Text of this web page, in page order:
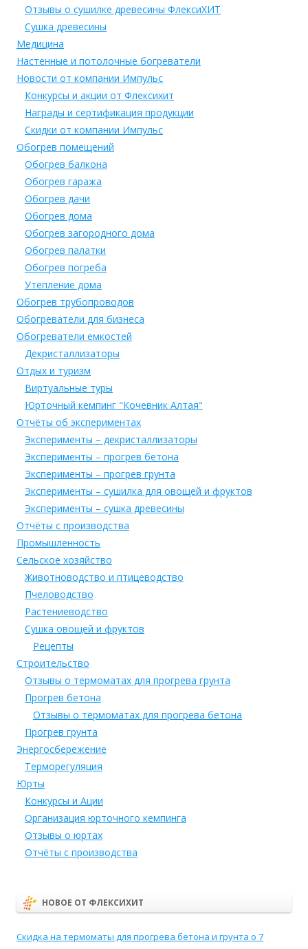
Отзывы о сушилке древесины ФлексиХИТ
Сушка древесины
Медицина
Настенные и потолочные богреватели
Новости от компании Импульс
Конкурсы и акции от Флексихит
Награды и сертификация продукции
Скидки от компании Импульс
Обогрев помещений
Обогрев балкона
Обогрев гаража
Обогрев дачи
Обогрев дома
Обогрев загородного дома
Обогрев палатки
Обогрев погреба
Утепление дома
Обогрев трубопроводов
Обогреватели для бизнеса
Обогреватели емкостей
Декристаллизаторы
Отдых и туризм
Виртуальные туры
Юрточный кемпинг "Кочевник Алтая"
Отчёты об экспериментах
Эксперименты – декристаллизаторы
Эксперименты – прогрев бетона
Эксперименты – прогрев грунта
Эксперименты – сушилка для овощей и фруктов
Эксперименты – сушка древесины
Отчёты с производства
Промышленность
Сельское хозяйство
Животноводство и птицеводство
Пчеловодство
Растениеводство
Сушка овощей и фруктов
Рецепты
Строительство
Отзывы о термоматах для прогрева грунта
Прогрев бетона
Отзывы о термоматах для прогрева бетона
Прогрев грунта
Энергосбережение
Терморегуляция
Юрты
Конкурсы и Ации
Организация юрточного кемпинга
Отзывы о юртах
Отчёты с производства
НОВОЕ ОТ ФЛЕКСИХИТ
Скидка на термоматы для прогрева бетона и грунта о 7